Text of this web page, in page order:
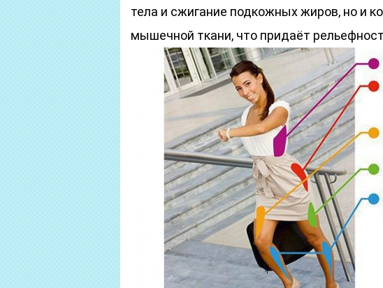
тела и сжигание подкожных жиров, но и
мышечной ткани, что придаёт